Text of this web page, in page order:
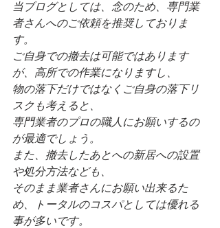
当ブログとしては、念のため、専門業
者さんへのご依頼を推奨しておりま
す。
ご自身での撤去は可能ではあります
が、高所での作業になりますし、
物の落下だけではなくご自身の落下リ
スクも考えると、
専門業者のプロの職人にお願いするの
が最適でしょう。
また、撤去したあとへの新居への設置
や処分方法なども、
そのまま業者さんにお願い出来るた
め、トータルのコスパとしては優れる
事が多いです。